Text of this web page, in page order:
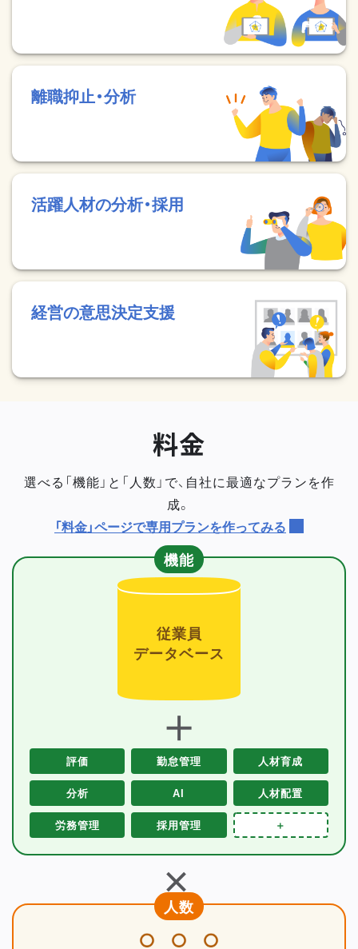
離職抑止・分析
活躍人材の分析・採用
経営の意思決定支援
料金
選べる「機能」と「人数」で、自社に最適なプランを作
成。
「料金」ページで専用プランを作ってみる
機能
従業員
データベース
＋
評価 勤怠管理 人材育成
分析 AI 人材配置
労務管理 採用管理 ＋
＋
人数